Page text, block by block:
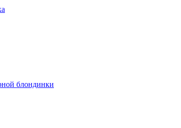
блондинки